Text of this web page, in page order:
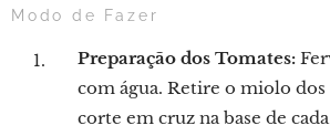
Modo de Fazer
Preparação dos Tomates:
com água. Retire o miolo
corte em cruz na base de